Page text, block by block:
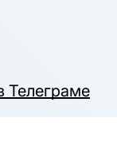
Телеграме